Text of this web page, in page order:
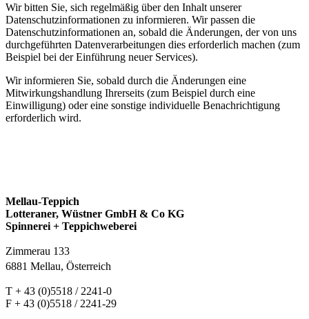
Wir bitten Sie, sich regelmäßig über den Inhalt unserer
Datenschutzinformationen zu informieren. Wir passen die
Datenschutzinformationen an, sobald die Änderungen, der von uns
durchgeführten Datenverarbeitungen dies erforderlich machen (zum
Beispiel bei der Einführung neuer Services).
Wir informieren Sie, sobald durch die Änderungen eine
Mitwirkungshandlung Ihrerseits (zum Beispiel durch eine
Einwilligung) oder eine sonstige individuelle Benachrichtigung
erforderlich wird.
Mellau-Teppich
Lotteraner, Wüstner GmbH & Co KG
Spinnerei + Teppichweberei
Zimmerau 133
6881 Mellau, Österreich
T + 43 (0)5518 / 2241-0
F + 43 (0)5518 / 2241-29